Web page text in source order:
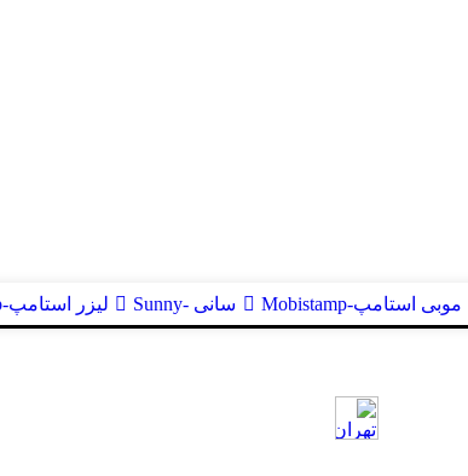
موبی استامپ-Mobistamp سانی -Sunny لیزر استامپ-Leizer Stamp